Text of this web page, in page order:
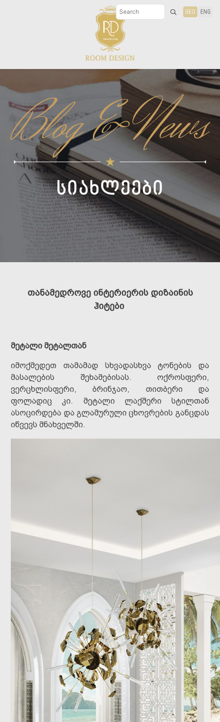
GEO ENG
Blog & News
სიახლეები
თანამედროვე ინტერიერის დიზაინის
ჰიტები
მეტალი მეტალთან
იმოქმედეთ თამამად სხვადასხვა ტონების და
მასალების შეხამებისას. ოქროსფერი,
ვერცხლისფერი, ბრინჯაო, თითბერი და
ფოლადიც კი. მეტალი ლაქშერი სტილთან
ასოცირდება და გლამურული ცხოვრების განცდას
იწვევს მნახველში.